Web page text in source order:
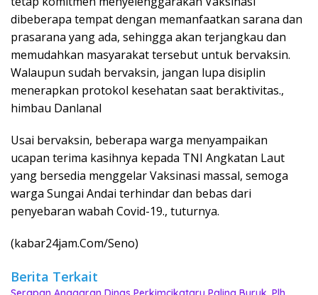
dibeberapa tempat dengan memanfaatkan sarana dan
prasarana yang ada, sehingga akan terjangkau dan
memudahkan masyarakat tersebut untuk bervaksin.
Walaupun sudah bervaksin, jangan lupa disiplin
menerapkan protokol kesehatan saat beraktivitas.,
himbau Danlanal
Usai bervaksin, beberapa warga menyampaikan
ucapan terima kasihnya kepada TNI Angkatan Laut
yang bersedia menggelar Vaksinasi massal, semoga
warga Sungai Andai terhindar dan bebas dari
penyebaran wabah Covid-19., tuturnya.
(kabar24jam.Com/Seno)
Berita Terkait